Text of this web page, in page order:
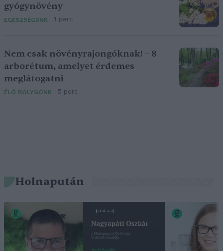
gyógynövény
EGÉSZSÉGÜNK 1 perc
Nem csak növényrajongóknak! – 8
arborétum, amelyet érdemes
meglátogatni
ÉLŐ BOLYGÓNK 5 perc
Holnapután